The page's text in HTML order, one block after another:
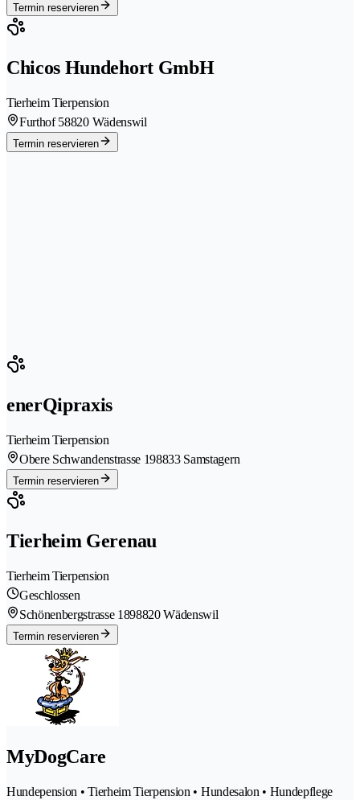
Termin reservieren
Chicos Hundehort GmbH
Tierheim Tierpension
Furthof 58820 Wädenswil
Termin reservieren
enerQipraxis
Tierheim Tierpension
Obere Schwandenstrasse 198833 Samstagern
Termin reservieren
Tierheim Gerenau
Tierheim Tierpension
Geschlossen
Schönenbergstrasse 1898820 Wädenswil
Termin reservieren
MyDogCare
Hundepension • Tierheim Tierpension • Hundesalon • Hundepflege